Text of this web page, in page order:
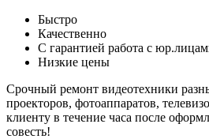
Быстро
Качественно
С гарантией работа с
Низкие цены
Срочный ремонт видеотехники
проекторов, фотоаппаратов,
клиенту в течение часа после
совесть!